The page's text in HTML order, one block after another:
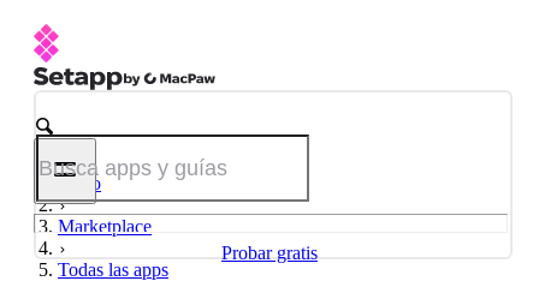
Probar gratis
Inicio
Marketplace
Todas las apps